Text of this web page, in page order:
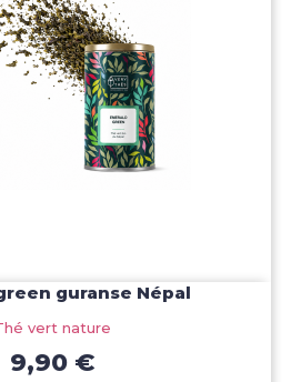
guranse Népal
vert nature
9,90 €